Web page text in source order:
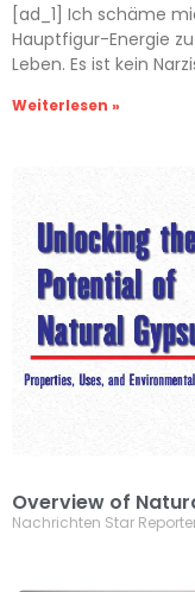
[ad_1] Ich schäme
Hauptfigur-Energie
Leben. Es ist kein
Weiterlesen »
Overview of
Nachrichten Star